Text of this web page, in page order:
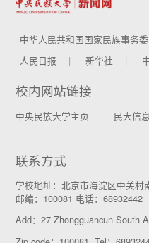
中华人民共和国国家民族事务
人民日报
新华社
校内网站链接
中央民族大学主页 民大信
联系方式
学校地址：北京市海淀区中关村
邮编：100081 电话：68932442
Add：27 Zhongguancun South